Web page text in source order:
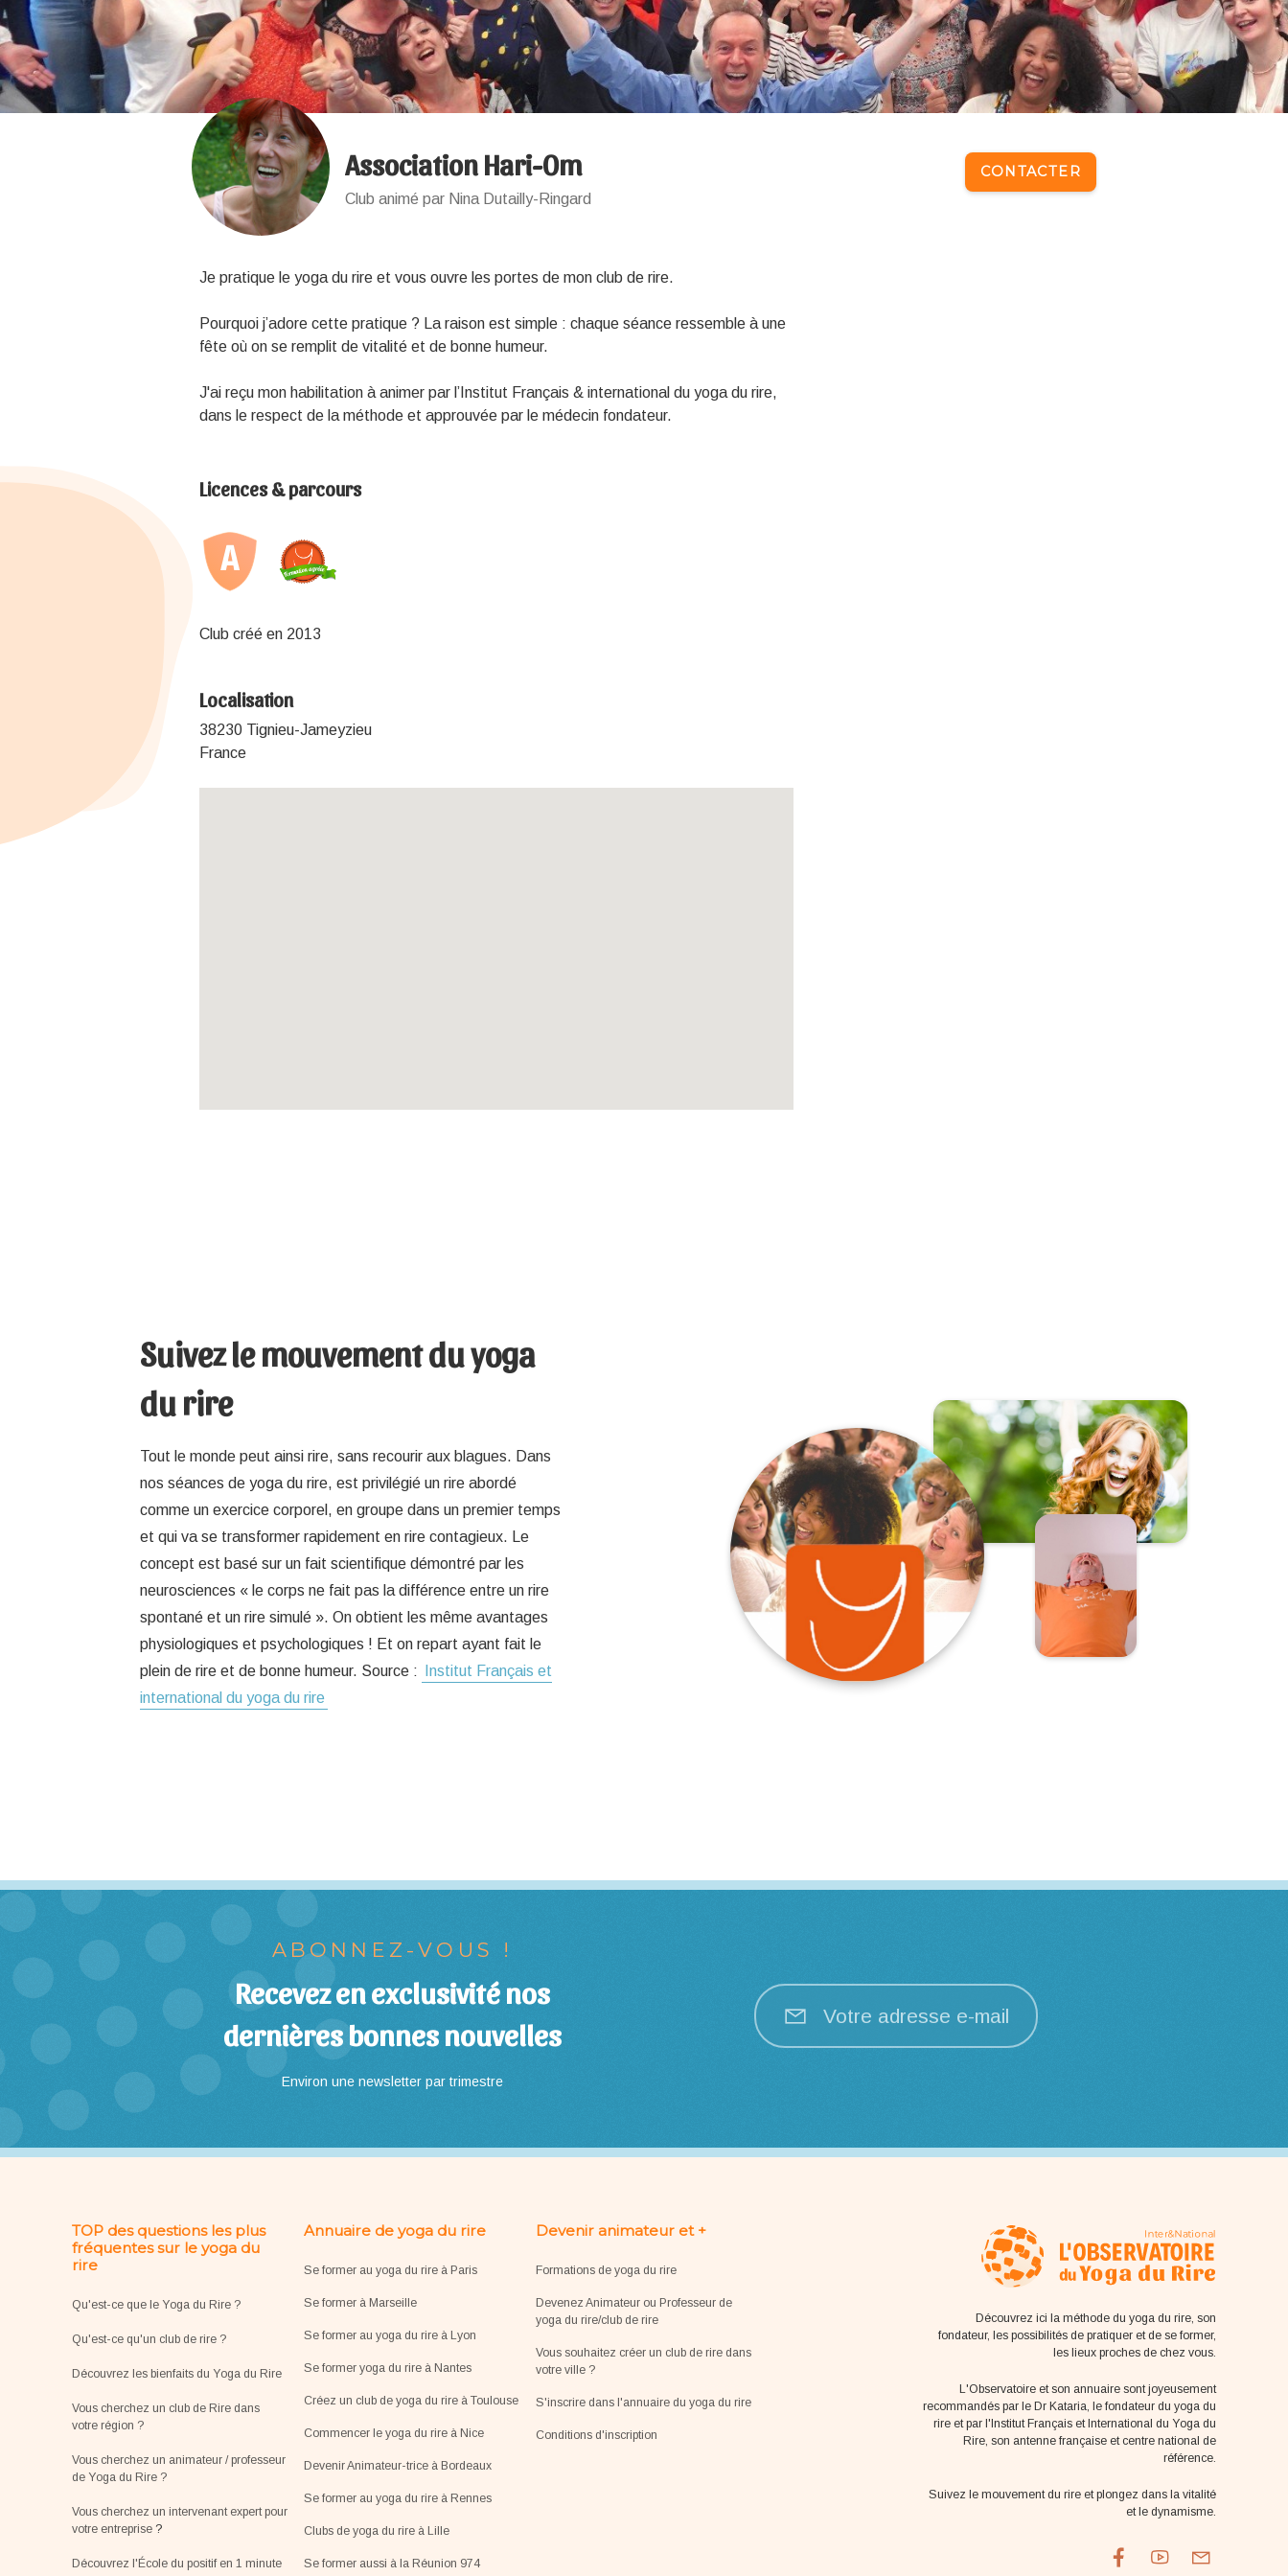
Association Hari-Om
Club animé par Nina Dutailly-Ringard
CONTACTER
Je pratique le yoga du rire et vous ouvre les portes de mon club de rire.
Pourquoi j’adore cette pratique ? La raison est simple : chaque séance ressemble à une
fête où on se remplit de vitalité et de bonne humeur.
J'ai reçu mon habilitation à animer par l’Institut Français & international du yoga du rire,
dans le respect de la méthode et approuvée par le médecin fondateur.
Licences & parcours
Club créé en 2013
Localisation
38230 Tignieu-Jameyzieu
France
Suivez le mouvement du yoga
du rire
Tout le monde peut ainsi rire, sans recourir aux blagues. Dans
nos séances de yoga du rire, est privilégié un rire abordé
comme un exercice corporel, en groupe dans un premier temps
et qui va se transformer rapidement en rire contagieux. Le
concept est basé sur un fait scientifique démontré par les
neurosciences « le corps ne fait pas la différence entre un rire
spontané et un rire simulé ». On obtient les même avantages
physiologiques et psychologiques ! Et on repart ayant fait le
plein de rire et de bonne humeur. Source :
Institut Français et
international du yoga du rire
ABONNEZ-VOUS !
Recevez en exclusivité nos
dernières bonnes nouvelles
Environ une newsletter par trimestre
Votre adresse e-mail
TOP des questions les plus
fréquentes sur le yoga du
rire
Qu'est-ce que le Yoga du Rire ?
Qu'est-ce qu'un club de rire ?
Découvrez les bienfaits du Yoga du Rire
Vous cherchez un club de Rire dans
votre région ?
Vous cherchez un animateur / professeur
de Yoga du Rire ?
Vous cherchez un intervenant expert pour
votre entreprise?
Découvrez l'École du positif en 1 minute
Annuaire de yoga du rire
Se former au yoga du rire à Paris
Se former à Marseille
Se former au yoga du rire à Lyon
Se former yoga du rire à Nantes
Créez un club de yoga du rire à Toulouse
Commencer le yoga du rire à Nice
Devenir Animateur-trice à Bordeaux
Se former au yoga du rire à Rennes
Clubs de yoga du rire à Lille
Se former aussi à la Réunion 974
Devenir animateur et +
Formations de yoga du rire
Devenez Animateur ou Professeur de
yoga du rire/club de rire
Vous souhaitez créer un club de rire dans
votre ville ?
S'inscrire dans l'annuaire du yoga du rire
Conditions d'inscription
Découvrez ici la méthode du yoga du rire, son
fondateur, les possibilités de pratiquer et de se former,
les lieux proches de chez vous.
L'Observatoire et son annuaire sont joyeusement
recommandés par le Dr Kataria, le fondateur du yoga du
rire et par l'Institut Français et International du Yoga du
Rire, son antenne française et centre national de
référence.
Suivez le mouvement du rire et plongez dans la vitalité
et le dynamisme.